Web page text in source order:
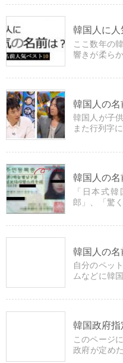
韓国人に人
ここ数年の
響きが柔ら
韓国人の
韓国人が子
また行列字
韓国人の
「日本式
郎」、「驚
韓国人の
自分のペッ
ムなどに韓
くれます。
韓国政府
このページ
政府が定め